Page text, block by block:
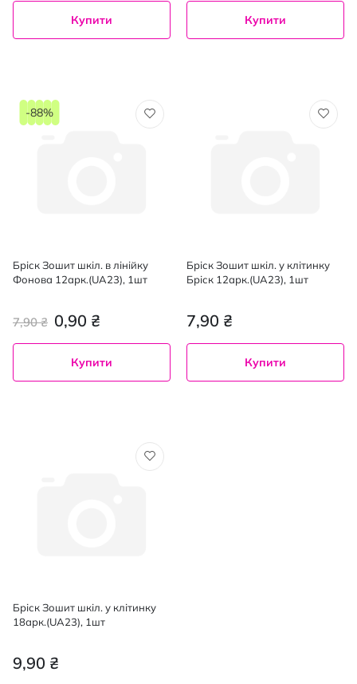
Купити Купити
Бріск Зошит шкіл. в лінійку
Фонова 12арк.(UA23), 1шт
0,90 ₴
7,90 ₴
-88%
Купити
Бріск Зошит шкіл. у клітинку
Бріск 12арк.(UA23), 1шт
7,90 ₴
Купити
Бріск Зошит шкіл. у клітинку
18арк.(UA23), 1шт
9,90 ₴